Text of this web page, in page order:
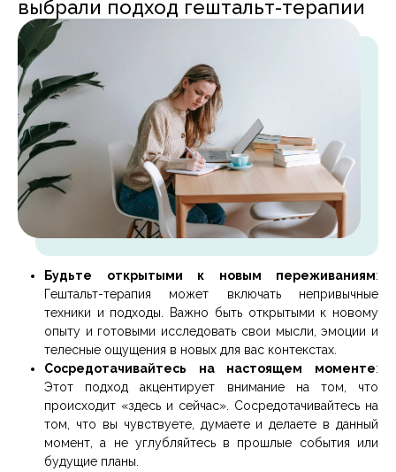
выбрали подход гештальт-терапии
Будьте открытыми к новым переживаниям:
Гештальт-терапия может включать непривычные
техники и подходы. Важно быть открытыми к новому
опыту и готовыми исследовать свои мысли, эмоции и
телесные ощущения в новых для вас контекстах.
Сосредотачивайтесь на настоящем моменте:
Этот подход акцентирует внимание на том, что
происходит «здесь и сейчас». Сосредотачивайтесь на
том, что вы чувствуете, думаете и делаете в данный
момент, а не углубляйтесь в прошлые события или
будущие планы.